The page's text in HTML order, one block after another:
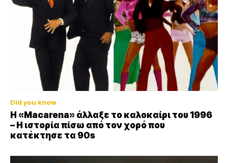
Did you know
Η «Macarena» άλλαξε το καλοκαίρι του 1996
– Η ιστορία πίσω από τον χορό που
κατέκτησε τα 90s